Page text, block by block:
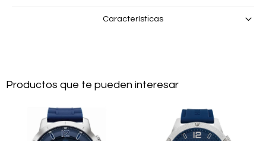
Características
Productos que te pueden interesar